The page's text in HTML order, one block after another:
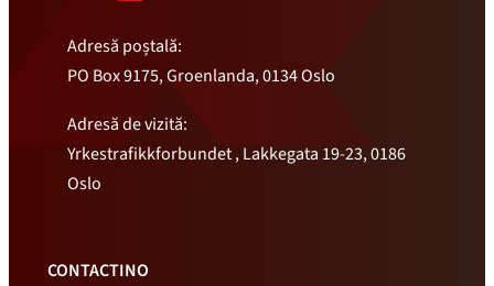
Adresă poștală:
PO Box 9175, Groenlanda, 0134 Oslo
Adresă de vizită:
Yrkestrafikkforbundet , Lakkegata 19-23, 0186
Oslo
CONTACTINO